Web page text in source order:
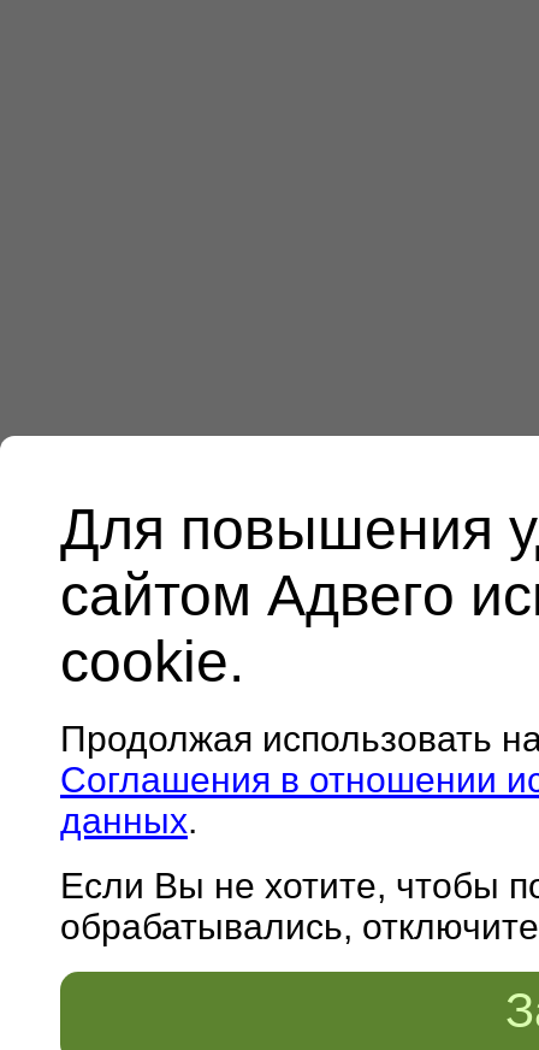
Для повышения
сайтом Адвего
cookie.
Продолжая использовать
Соглашения в отношении
данных.
Если Вы не хотите, чтобы
обрабатывались,